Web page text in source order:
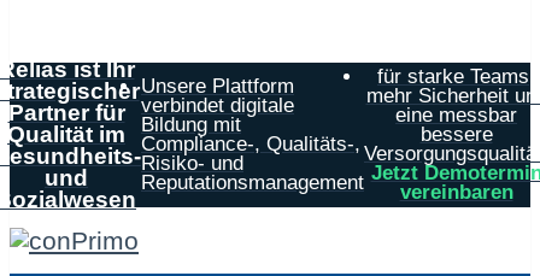
ist Ihr
Partner für
Qualität im
und
Unsere Plattform
verbindet digitale
Bildung mit
Compliance-, Qualitäts-,
Risiko- und
Reputationsmanagement
für starke Teams,
mehr Sicherheit
eine messbar
bessere
Jetzt
vereinbaren